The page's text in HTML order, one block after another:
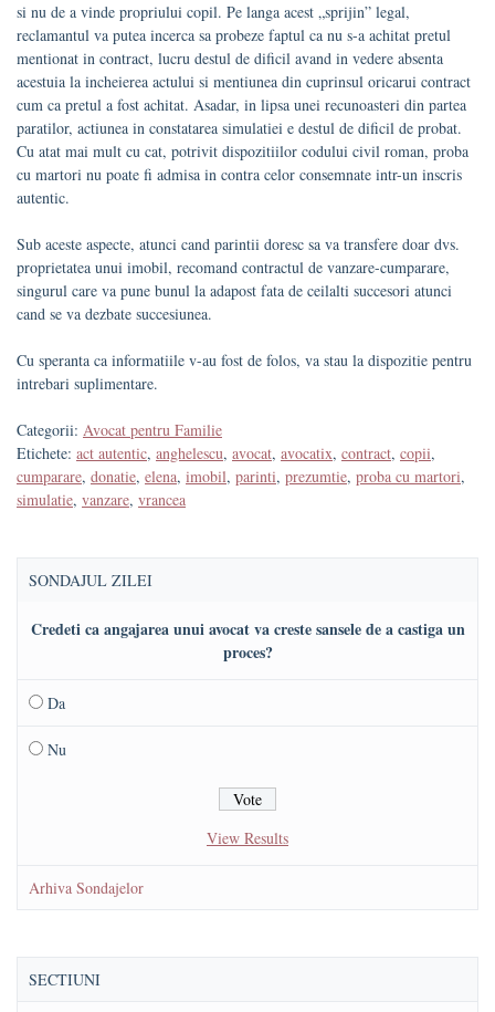
si nu de a vinde propriului copil. Pe langa acest „sprijin” legal,
reclamantul va putea incerca sa probeze faptul ca nu s-a achitat pretul
mentionat in contract, lucru destul de dificil avand in vedere absenta
acestuia la incheierea actului si mentiunea din cuprinsul oricarui contract
cum ca pretul a fost achitat. Asadar, in lipsa unei recunoasteri din partea
paratilor, actiunea in constatarea simulatiei e destul de dificil de probat.
Cu atat mai mult cu cat, potrivit dispozitiilor codului civil roman, proba
cu martori nu poate fi admisa in contra celor consemnate intr-un inscris
autentic.
Sub aceste aspecte, atunci cand parintii doresc sa va transfere doar dvs.
proprietatea unui imobil, recomand contractul de vanzare-cumparare,
singurul care va pune bunul la adapost fata de ceilalti succesori atunci
cand se va dezbate succesiunea.
Cu speranta ca informatiile v-au fost de folos, va stau la dispozitie pentru
intrebari suplimentare.
Categorii: Avocat pentru Familie
Etichete: act autentic, anghelescu, avocat, avocatix, contract, copii,
cumparare, donatie, elena, imobil, parinti, prezumtie, proba cu martori,
simulatie, vanzare, vrancea
SONDAJUL ZILEI
Credeti ca angajarea unui avocat va creste sansele de a castiga un
proces?
Da
Nu
View Results
Arhiva Sondajelor
SECTIUNI